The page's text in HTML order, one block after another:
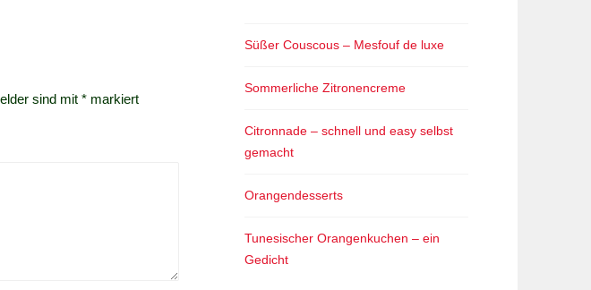
sind mit * markiert
Süßer Couscous – Mesfouf de luxe
Sommerliche Zitronencreme
Citronnade – schnell und easy selbst
gemacht
Orangendesserts
Tunesischer Orangenkuchen – ein
Gedicht